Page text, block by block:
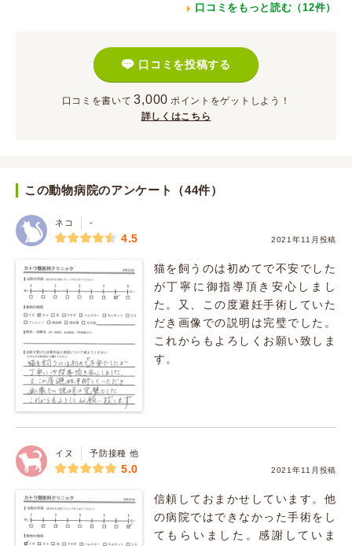
口コミをもっと読む（12件）
口コミを投稿する
口コミを書いて 3,000 ポイント をゲットしよう！
詳しくはこちら
この動物病院のアンケート（44件）
ネコ -
2021年11月投稿
4.5
猫を飼うのは初めてで不安でした
が丁寧に御指導頂き安心しまし
た。又、この度避妊手術していた
だき画像での説明は完璧でした。
これからもよろしくお願い致しま
す。
イヌ 予防接種 他
2021年11月投稿
5.0
信頼しておまかせしています。他
の病院ではできなかった手術をし
てもらいました。感謝していま